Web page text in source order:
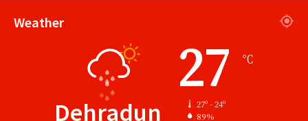
Weather
Dehradun
27 ℃
27º - 24º
89%